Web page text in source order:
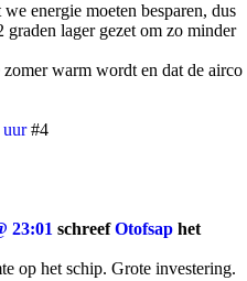
energie moeten besparen, dus
lager gezet om zo minder
warm wordt en dat de airco
uur #4
23:01 schreefOtofsap het
op het schip. Grote investering.